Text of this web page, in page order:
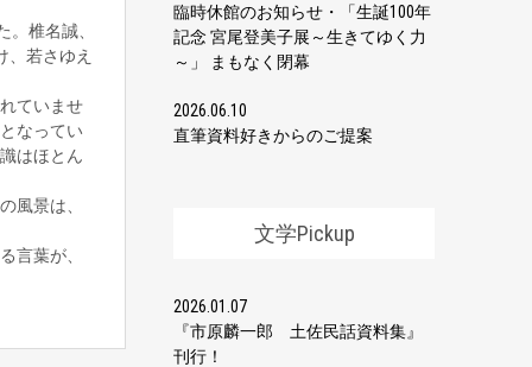
椎名誠、
若さゆえ
ていませ
なってい
はほとん
風景は、
言葉が、
臨時休館のお知らせ・「生誕100年
記念 宮尾登美子展～生きてゆく力
～」 まもなく閉幕
2026.06.10
直筆資料好きからのご提案
文学Pickup
2026.01.07
『市原麟一郎 土佐民話資料集』
刊行！